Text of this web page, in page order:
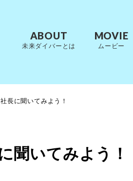
ABOUT
未来ダイバーとは
MOVIE
ムービー
長に聞いてみよう！
聞いてみよう！